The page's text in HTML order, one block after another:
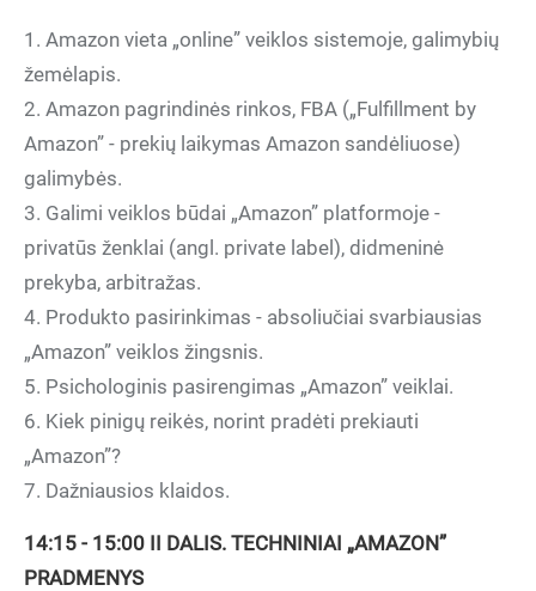
1. Amazon vieta „online” veiklos sistemoje, galimybių
žemėlapis.
2. Amazon pagrindinės rinkos, FBA („Fulfillment by
Amazon” - prekių laikymas Amazon sandėliuose)
galimybės.
3. Galimi veiklos būdai „Amazon” platformoje -
privatūs ženklai (angl. private label), didmeninė
prekyba, arbitražas.
4. Produkto pasirinkimas - absoliučiai svarbiausias
„Amazon” veiklos žingsnis.
5. Psichologinis pasirengimas „Amazon” veiklai.
6. Kiek pinigų reikės, norint pradėti prekiauti
„Amazon”?
7. Dažniausios klaidos.
14:15 - 15:00 II DALIS. TECHNINIAI „AMAZON”
PRADMENYS